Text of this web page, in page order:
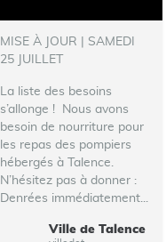
MISE À JOUR | SAMEDI
25 JUILLET
La liste des besoins
s’allonge !
‍ Nous avons
besoin de nourriture pour
les repas des pompiers
hébergés à Talence.
N’hésitez pas à donner :
Denrées immédiatement...
Ville de Talence